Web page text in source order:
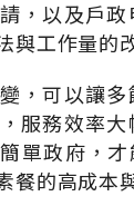
，以及戶
與工作量的
，可以讓
服務效率
單政府，
餐的高成本